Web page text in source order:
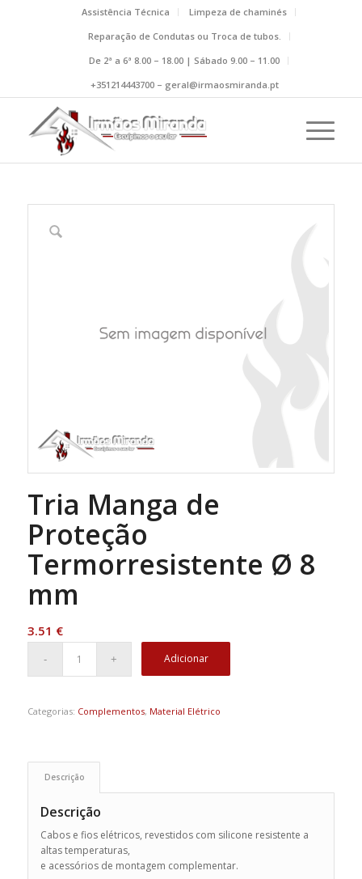
Assistência Técnica
Limpeza de chaminés
Reparação de Condutas ou Troca de tubos.
De 2ª a 6ª 8.00 – 18.00 | Sábado 9.00 – 11.00
+351214443700 – geral@irmaosmiranda.pt
Tria Manga de
Proteção
Termorresistente Ø 8
mm
3.51 €
Adicionar
Categorias: Complementos, Material Elétrico
Descrição
Descrição
Cabos e fios elétricos, revestidos com silicone resistente a
altas temperaturas,
e acessórios de montagem complementar.